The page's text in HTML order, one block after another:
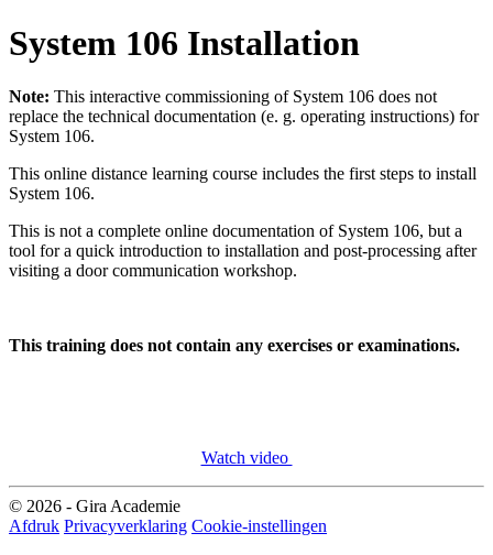
System 106 Installation
Note: This interactive commissioning of System 106 does not
replace the technical documentation (e. g. operating instructions) for
System 106.
This online distance learning course includes the first steps to install
System 106.
This is not a complete online documentation of System 106, but a
tool for a quick introduction to installation and post-processing after
visiting a door communication workshop.
This training does not contain any exercises or examinations.
Watch video
© 2026 - Gira Academie
Afdruk Privacyverklaring Cookie-instellingen